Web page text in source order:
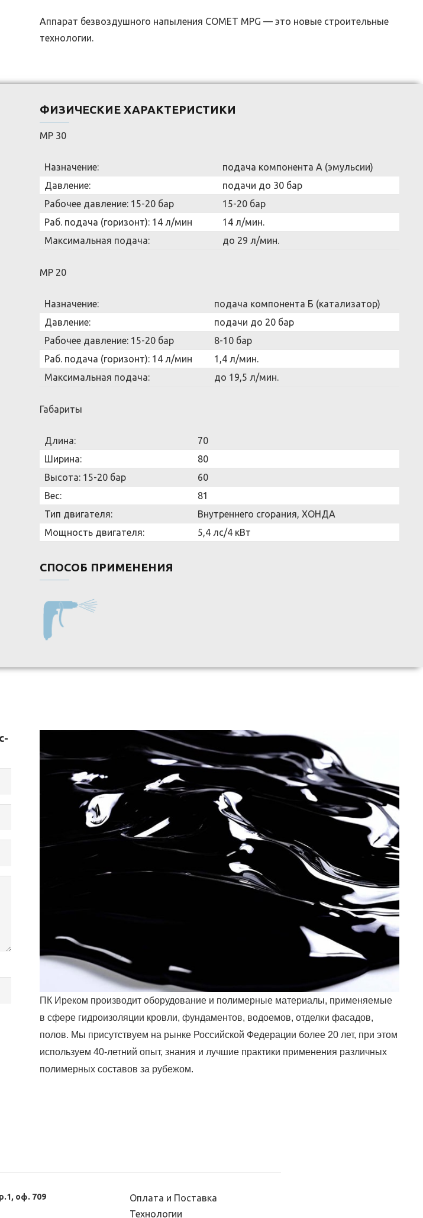
Аппарат безвоздушного напыления COMET MPG — это новые строительные
технологии.
ФИЗИЧЕСКИЕ ХАРАКТЕРИСТИКИ
MP 30
Назначение:
подача компонента А (эмульсии)
Давление:
подачи до 30 бар
Рабочее давление: 15-20 бар
15-20 бар
Раб. подача (горизонт): 14 л/мин
14 л/мин.
Максимальная подача:
до 29 л/мин.
MP 20
Назначение:
подача компонента Б (катализатор)
Давление:
подачи до 20 бар
Рабочее давление: 15-20 бар
8-10 бар
Раб. подача (горизонт): 14 л/мин
1,4 л/мин.
Максимальная подача:
до 19,5 л/мин.
Габариты
Длина:
70
Ширина:
80
Высота: 15-20 бар
60
Вес:
81
Тип двигателя:
Внутреннего сгорания, ХОНДА
Мощность двигателя:
5,4 лс/4 кВт
СПОСОБ ПРИМЕНЕНИЯ
ПК Иреком производит оборудование и полимерные материалы, применяемые
в сфере гидроизоляции кровли, фундаментов, водоемов, отделки фасадов,
полов. Мы присутствуем на рынке Российской Федерации более 20 лет, при этом
используем 40-летний опыт, знания и лучшие практики применения различных
полимерных составов за рубежом.
оф. 709
Оплата и Поставка
Технологии